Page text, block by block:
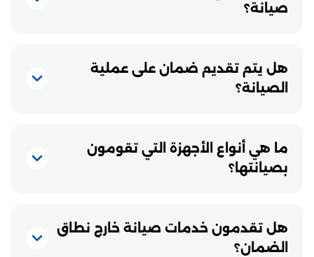
صيانة؟
هل يتم تقديم ضمان على عملية
الصيانة؟
ما هي أنواع الأجهزة التي تقومون
بصيانتها؟
هل تقدمون خدمات صيانة خارج نطاق
الضمان؟